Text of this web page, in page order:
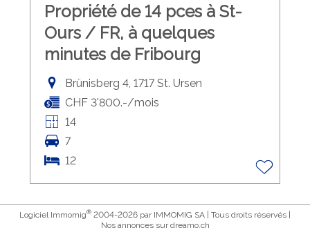
Propriété de 14 pces à St-
Ours / FR, à quelques
minutes de Fribourg
Brünisberg 4, 1717 St. Ursen
CHF 3'800.-/mois
14
7
12
Logiciel Immomig® 2004-2026 par IMMOMIG SA | Tous droits réservés |
Nos annonces surdreamo.ch